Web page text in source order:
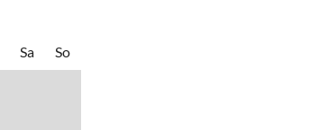
Sa So